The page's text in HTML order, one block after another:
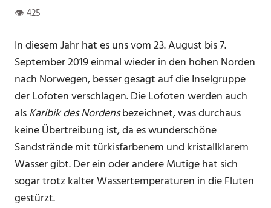
In diesem Jahr hat es uns vom 23. August bis 7.
September 2019 einmal wieder in den hohen Norden
nach Norwegen, besser gesagt auf die Inselgruppe
der Lofoten verschlagen. Die Lofoten werden auch
alsKaribik des Nordensbezeichnet, was durchaus
keine Übertreibung ist, da es wunderschöne
Sandstrände mit türkisfarbenem und kristallklarem
Wasser gibt. Der ein oder andere Mutige hat sich
sogar trotz kalter Wassertemperaturen in die Fluten
gestürzt.